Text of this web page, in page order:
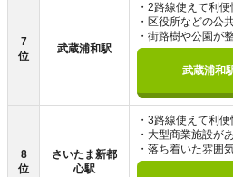
7
位
武蔵浦和駅
・2路線使えて利
・区役所などの公
・街路樹や公園が
武蔵浦和
8
位
さいたま新都
心駅
・3路線使えて利
・大型商業施設が
・落ち着いた雰囲